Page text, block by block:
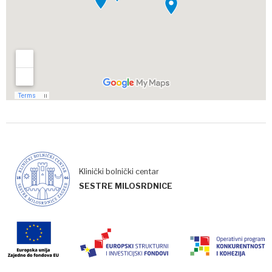
Klinički bolnički centar
SESTRE MILOSRDNICE